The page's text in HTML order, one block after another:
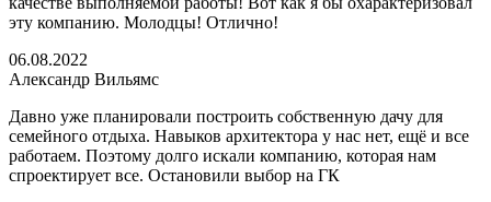
эту компанию. Молодцы! Отлично!
06.08.2022
Александр Вильямс
Давно уже планировали построить собственную дачу для
семейного отдыха. Навыков архитектора у нас нет, ещё и все
работаем. Поэтому долго искали компанию, которая нам
спроектирует все. Остановили выбор на ГК